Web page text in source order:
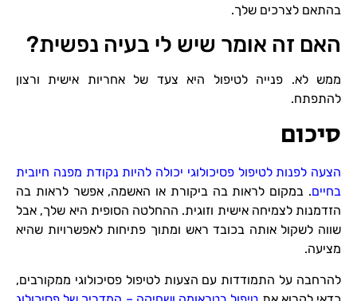
בהתאם לצרכים שלך.
האם זה אומר שיש לי בעיה נפשית?
ממש לא. פנייה לטיפול היא צעד של אחריות אישית ורצון
להתפתח.
סיכום
הצעה לפנות לטיפול פסיכולוגי יכולה להיות נקודת מפנה חיובית
בחיים. במקום לראות בה ביקורת או האשמה, אפשר לראות בה
הזדמנות לצמיחה אישית וזוגית. ההחלטה הסופית היא שלך, אבל
שווה לשקול אותה בכובד ראש ומתוך פתיחות לאפשרויות שהיא
מציעה.
להרחבה על התמודדות עם הצעות לטיפול פסיכולוגי ממקורבים,